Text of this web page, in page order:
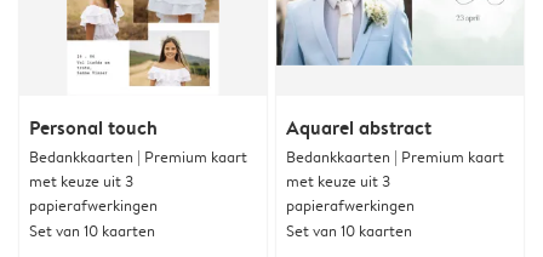
Personal touch
Bedankkaarten | Premium kaart
met keuze uit 3
papierafwerkingen
Set van 10 kaarten
Aquarel abstract
Bedankkaarten | Premium kaart
met keuze uit 3
papierafwerkingen
Set van 10 kaarten